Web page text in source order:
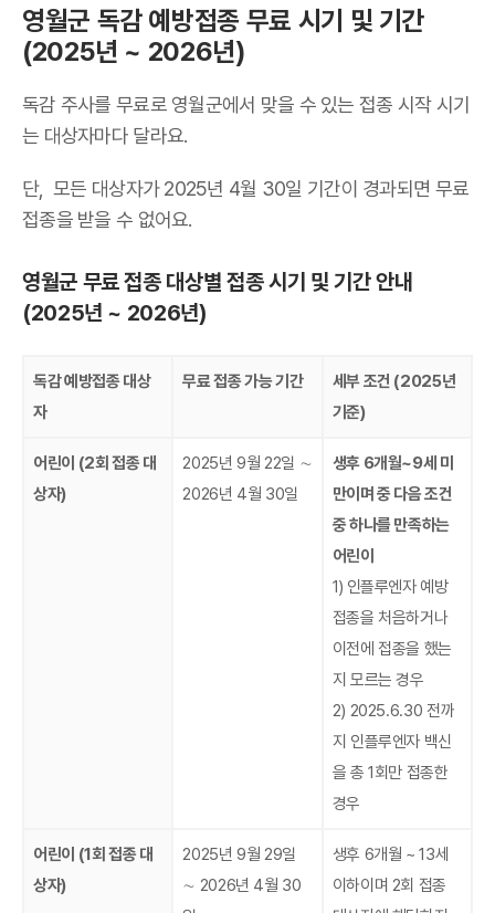
영월군 독감 예방접종 무료 시기 및 기간
(2025년 ~ 2026년)
독감 주사를 무료로 영월군에서 맞을 수 있는 접종 시작 시기
는 대상자마다 달라요.
단, 모든 대상자가 2025년 4월 30일 기간이 경과되면 무료
접종을 받을 수 없어요.
영월군 무료 접종 대상별 접종 시기 및 기간 안내
(2025년 ~ 2026년)
독감 예방접종 대상
자
무료 접종 가능 기간
세부 조건 (2025년
기준)
어린이 (2회 접종 대
상자)
2025년 9월 22일 ∼
2026년 4월 30일
생후 6개월~9세 미
만이며 중 다음 조건
중 하나를 만족하는
어린이
1) 인플루엔자 예방
접종을 처음하거나
이전에 접종을 했는
지 모르는 경우
2) 2025.6.30 전까
지 인플루엔자 백신
을 총 1회만 접종한
경우
어린이 (1회 접종 대
상자)
2025년 9월 29일
∼ 2026년 4월 30
생후 6개월 ~ 13세
이하이며 2회 접종